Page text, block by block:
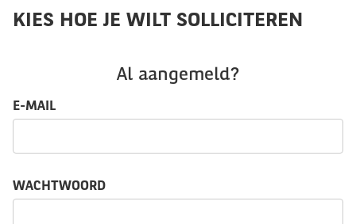
KIES HOE JE WILT SOLLICITEREN
Al aangemeld?
Log in: gebruikersnaam en wachtwoord
E-MAIL
WACHTWOORD